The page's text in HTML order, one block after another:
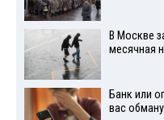
В Москве
месячная
Банк или
вас